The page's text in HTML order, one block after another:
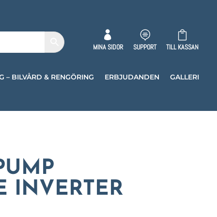

MINA SIDOR

SUPPORT

TILL KASSAN
– BILVÅRD & RENGÖRING ERBJUDANDEN GALLERI
INVERTER